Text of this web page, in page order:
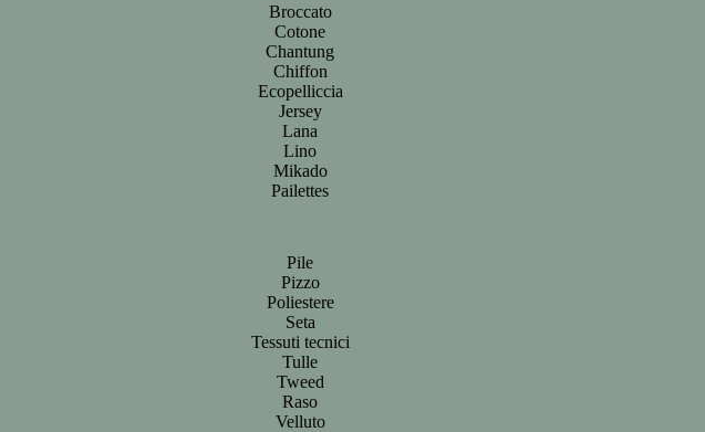
Broccato
Cotone
Chantung
Chiffon
Ecopelliccia
Jersey
Lana
Lino
Mikado
Pailettes
Pile
Pizzo
Poliestere
Seta
Tessuti tecnici
Tulle
Tweed
Raso
Velluto